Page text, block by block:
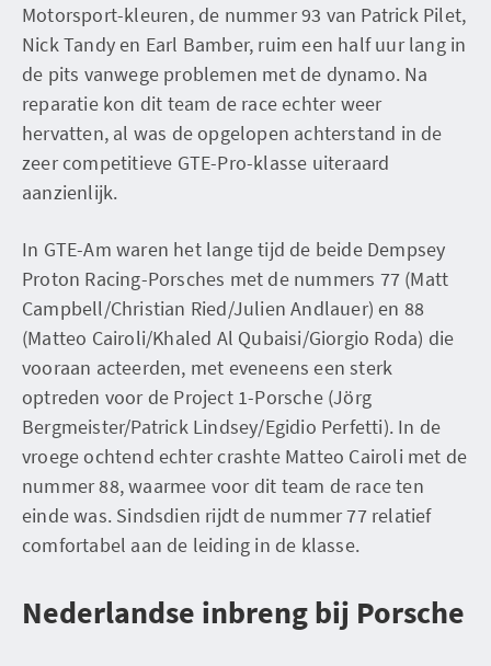
Motorsport-kleuren, de nummer 93 van Patrick Pilet,
Nick Tandy en Earl Bamber, ruim een half uur lang in
de pits vanwege problemen met de dynamo. Na
reparatie kon dit team de race echter weer
hervatten, al was de opgelopen achterstand in de
zeer competitieve GTE-Pro-klasse uiteraard
aanzienlijk.
In GTE-Am waren het lange tijd de beide Dempsey
Proton Racing-Porsches met de nummers 77 (Matt
Campbell/Christian Ried/Julien Andlauer) en 88
(Matteo Cairoli/Khaled Al Qubaisi/Giorgio Roda) die
vooraan acteerden, met eveneens een sterk
optreden voor de Project 1-Porsche (Jörg
Bergmeister/Patrick Lindsey/Egidio Perfetti). In de
vroege ochtend echter crashte Matteo Cairoli met de
nummer 88, waarmee voor dit team de race ten
einde was. Sindsdien rijdt de nummer 77 relatief
comfortabel aan de leiding in de klasse.
Nederlandse inbreng bij Porsche